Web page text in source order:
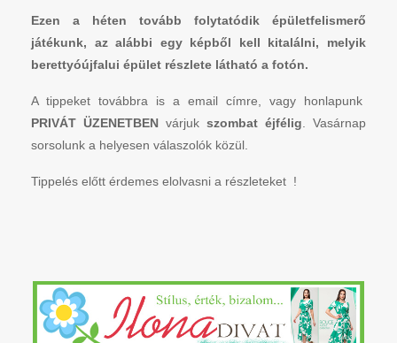
Ezen a héten tovább folytatódik épületfelismerő
játékunk, az alábbi egy képből kell kitalálni, melyik
berettyóújfalui épület részlete látható a fotón.
A tippeket továbbra is a email címre, vagy honlapunk
PRIVÁT ÜZENETBEN várjuk szombat éjfélig. Vasárnap
sorsolunk a helyesen válaszolók közül.
Tippelés előtt érdemes elolvasni a részleteket !